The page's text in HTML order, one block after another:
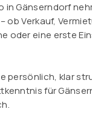
in Gänserndorf
ob Verkauf,
oder eine erste
persönlich, klar
für